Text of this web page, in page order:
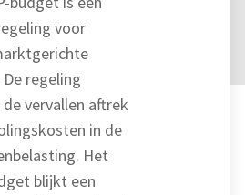
voor
regeling
vervallen aftrek
in de
Het
blijkt een